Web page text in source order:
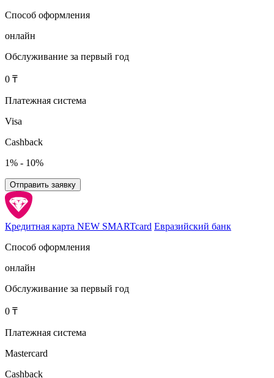
Способ оформления
онлайн
Обслуживание за первый год
0 ₸
Платежная система
Visa
Cashback
1% - 10%
Отправить заявку
Кредитная карта NEW SMARTcard Евразийский банк
Способ оформления
онлайн
Обслуживание за первый год
0 ₸
Платежная система
Mastercard
Cashback